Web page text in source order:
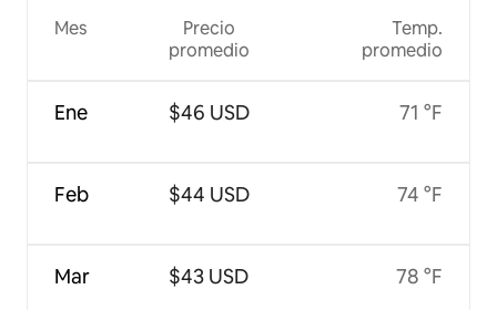
Mes
Ene
Feb
Mar
Precio
promedio
$46 USD
$44 USD
$43 USD
Temp.
promedio
71 °F
74 °F
78 °F